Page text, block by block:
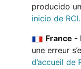
producido
inicio de
France -
une erreur
d’accueil de